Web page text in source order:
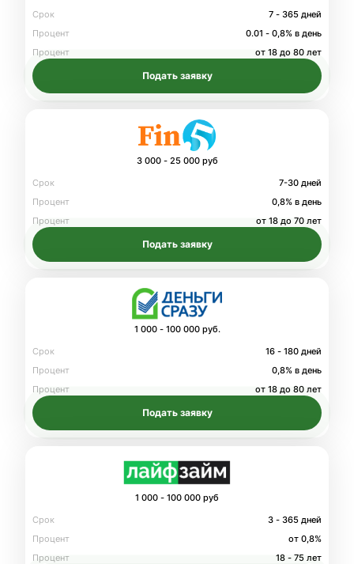
Срок
7 - 365 дней
Процент
0.01 - 0,8% в день
Процент
от 18 до 80 лет
Подать заявку
3 000 - 25 000 руб
Срок
7-30 дней
Процент
0,8% в день
Процент
от 18 до 70 лет
Подать заявку
1 000 - 100 000 руб.
Срок
16 - 180 дней
Процент
0,8% в день
Процент
от 18 до 80 лет
Подать заявку
1 000 - 100 000 руб
Срок
3 - 365 дней
Процент
от 0,8%
Процент
18 - 75 лет